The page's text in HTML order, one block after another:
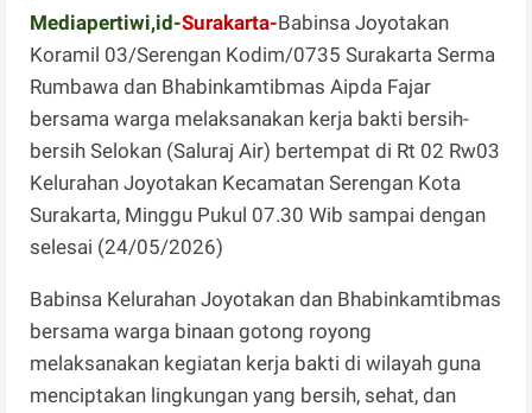
Mediapertiwi,id-Surakarta-Babinsa Joyotakan
Koramil 03/Serengan Kodim/0735 Surakarta Serma
Rumbawa dan Bhabinkamtibmas Aipda Fajar
bersama warga melaksanakan kerja bakti bersih-
bersih Selokan (Saluraj Air) bertempat di Rt 02 Rw03
Kelurahan Joyotakan Kecamatan Serengan Kota
Surakarta, Minggu Pukul 07.30 Wib sampai dengan
selesai (24/05/2026)
Babinsa Kelurahan Joyotakan dan Bhabinkamtibmas
bersama warga binaan gotong royong
melaksanakan kegiatan kerja bakti di wilayah guna
menciptakan lingkungan yang bersih, sehat, dan